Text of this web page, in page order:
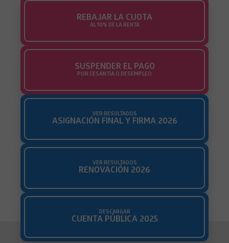
REBAJAR LA CUOTA
AL 10% DE LA RENTA
SUSPENDER EL PAGO
POR CESANTÍA O DESEMPLEO
VER RESULTADOS
ASIGNACIÓN FINAL Y FIRMA 2026
VER RESULTADOS
RENOVACIÓN 2026
DESCARGAR
CUENTA PÚBLICA 2025